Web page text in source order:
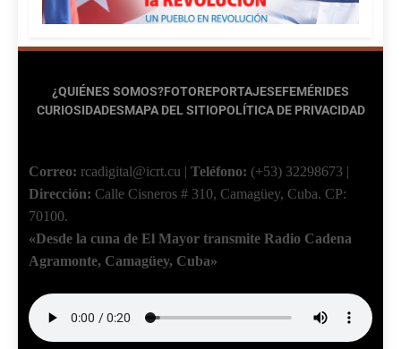
¿QUIÉNES SOMOS?FOTOREPORTAJESEFEMÉRIDES
CURIOSIDADESMAPA DEL SITIOPOLÍTICA DE PRIVACIDAD
Correo: rcadigital@icrt.cu | Teléfono: (+53) 32298673 |
Dirección: Calle Cisneros # 310, Camagüey, Cuba. CP:
70100.
«Desde la cuna de El Mayor transmite Radio Cadena
Agramonte, Camagüey, Cuba»